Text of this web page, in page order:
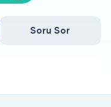
Soru Sor